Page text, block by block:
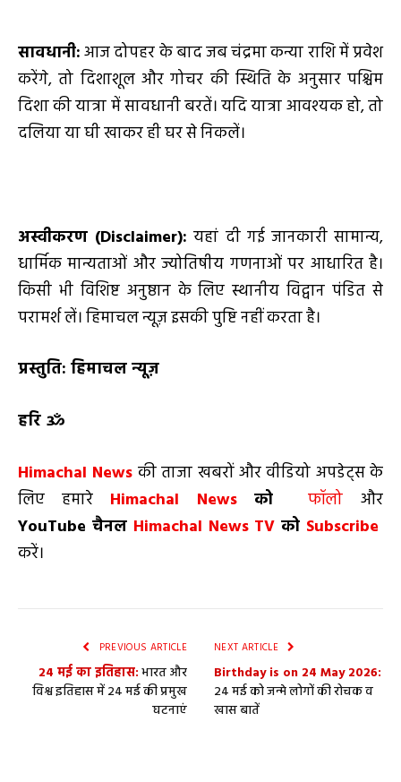
सावधानी:आज दोपहर के बाद जब चंद्रमा कन्या राशि में प्रवेश
करेंगे, तो दिशाशूल और गोचर की स्थिति के अनुसार पश्चिम
दिशा की यात्रा में सावधानी बरतें। यदि यात्रा आवश्यक हो, तो
दलिया या घी खाकर ही घर से निकलें।
अस्वीकरण (Disclaimer): यहां दी गई जानकारी सामान्य,
धार्मिक मान्यताओं और ज्योतिषीय गणनाओं पर आधारित है।
किसी भी विशिष्ट अनुष्ठान के लिए स्थानीय विद्वान पंडित से
परामर्श लें। हिमाचल न्यूज़ इसकी पुष्टि नहीं करता है।
प्रस्तुति: हिमाचल न्यूज़
हरि ॐ
Himachal News की ताजा खबरों और वीडियो अपडेट्स के
लिए हमारे Himachal News को फॉलो
और
YouTube चैनल Himachal News TVको Subscribe
करें।
PREVIOUS ARTICLE
24 मई का इतिहास:भारत और
विश्व इतिहास में 24 मई की प्रमुख
घटनाएं
NEXT ARTICLE
Birthday is on 24 May 2026:
24 मई को जन्मे लोगों की रोचक व
खास बातें